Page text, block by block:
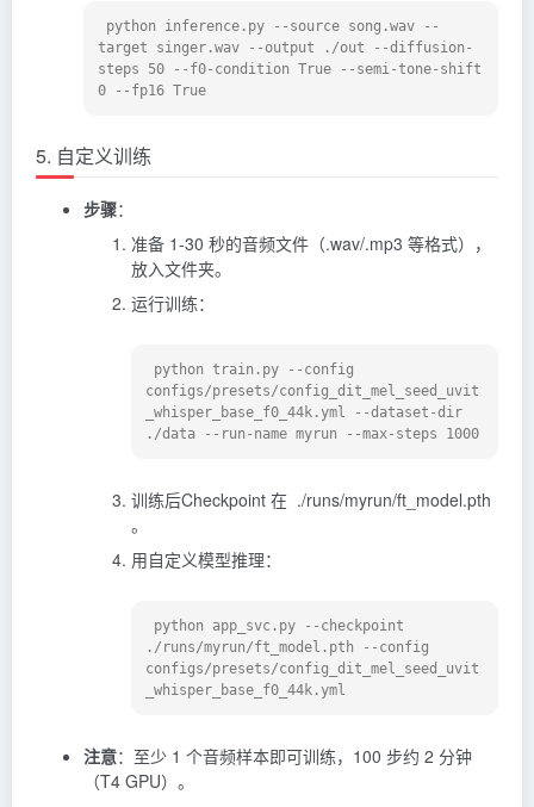
target singer.wav --output ./out --diffusion-
steps 50 --f0-condition True --semi-tone-shift
5. 自定义训练
步骤：
准备 1-30 秒的音频文件（.wav/.mp3 等格式），
放入文件夹。
运行训练：
configs/presets/config_dit_mel_seed_uvit
_whisper_base_f0_44k.yml --dataset-dir
训练后Checkpoint 在 ./runs/myrun/ft_model.pth
。
用自定义模型推理：
./runs/myrun/ft_model.pth --config
configs/presets/config_dit_mel_seed_uvit
注意：至少 1 个音频样本即可训练，100 步约 2 分钟
（T4 GPU）。